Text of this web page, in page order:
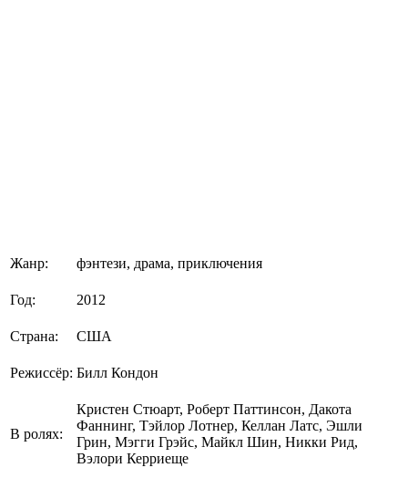
Жанр: фэнтези, драма, приключения
Год: 2012
Страна: США
Режиссёр: Билл Кондон
В ролях:
Кристен Стюарт, Роберт Паттинсон, Дакота
Фаннинг, Тэйлор Лотнер, Келлан Латс, Эшли
Грин, Мэгги Грэйс, Майкл Шин, Никки Рид,
Вэлори Керриеще